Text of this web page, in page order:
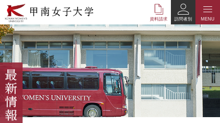
本
文
へ
の
リ
ン
ナ
ビ
ゲ
ー
シ
資料請求 MENU
訪問者別